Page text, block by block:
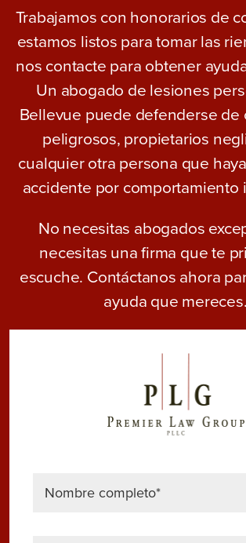
Trabajamos con honorarios de
estamos listos para tomar las
nos contacte para obtener
Un abogado de lesiones
Bellevue puede defenderse de
peligrosos, propietarios
cualquier otra persona que
accidente por comportamiento
No necesitas abogados
necesitas una firma que te
escuche. Contáctanos ahora
ayuda que mereces.